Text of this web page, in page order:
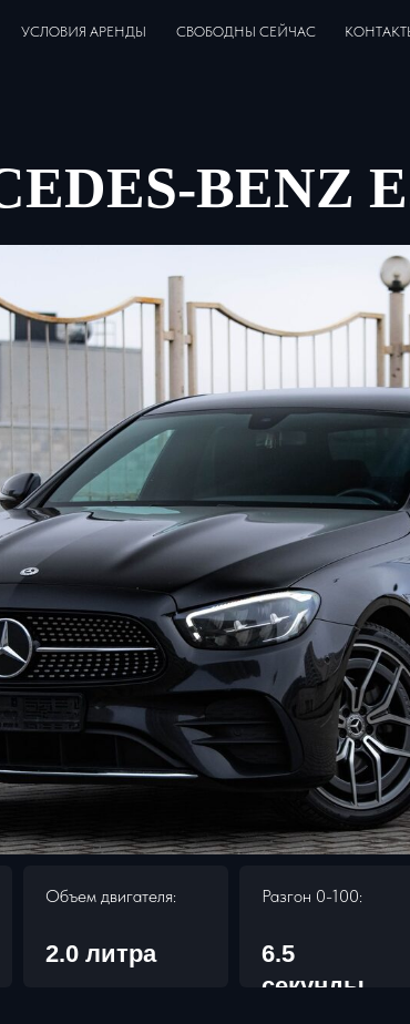
УСЛОВИЯ АРЕНДЫ СВОБОДНЫ СЕЙЧАС
BENZ
Объем двигателя:
2.0 литра
Разгон 0-100:
6.5
секунды